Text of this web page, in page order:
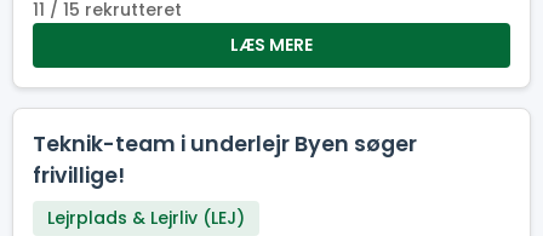
driftsmedhjælper bliver du en del af holdet bag
kulisserne, der får lejren til at hænge sammen.
11 / 15 rekrutteret
LÆS MERE
Teknik-team i underlejr Byen søger
frivillige!
Lejrplads & Lejrliv (LEJ)